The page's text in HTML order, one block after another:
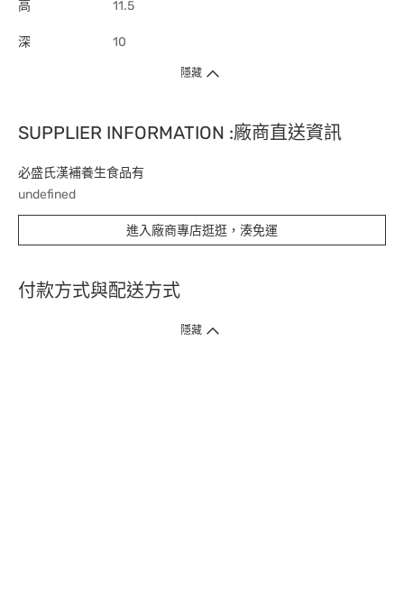
高 11.5
深 10
隱藏
SUPPLIER INFORMATION :廠商直送資訊
必盛氏漢補養生食品有
undefined
進入廠商專店逛逛，湊免運
付款方式與配送方式
隱藏